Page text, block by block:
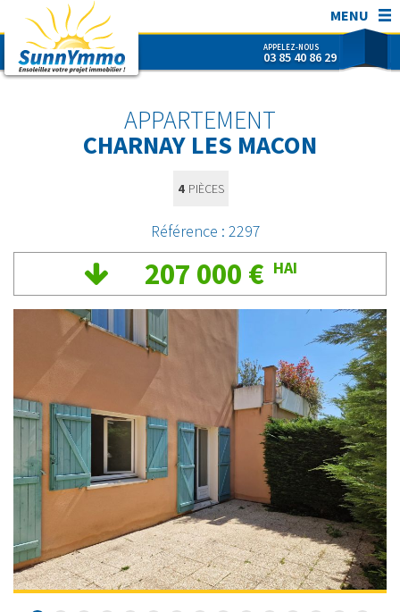
MENU
NOUS REJOINDRE !
RECHERCHER RÉF.
APPELEZ-NOUS
03 85 40 86 29
APPARTEMENT
CHARNAY LES MACON
PIÈCES
4
Référence : 2297
207 000 € HAI